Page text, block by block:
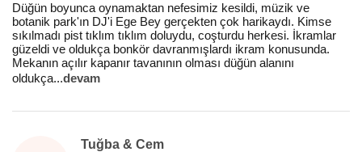
Düğün boyunca oynamaktan nefesimiz kesildi, müzik ve
botanik park'ın DJ'i Ege Bey gerçekten çok harikaydı. Kimse
sıkılmadı pist tıklım tıklım doluydu, coşturdu herkesi. İkramlar
güzeldi ve oldukça bonkör davranmışlardı ikram konusunda.
Mekanın açılır kapanır tavanının olması düğün alanını
oldukça...devam
Tuğba & Cem